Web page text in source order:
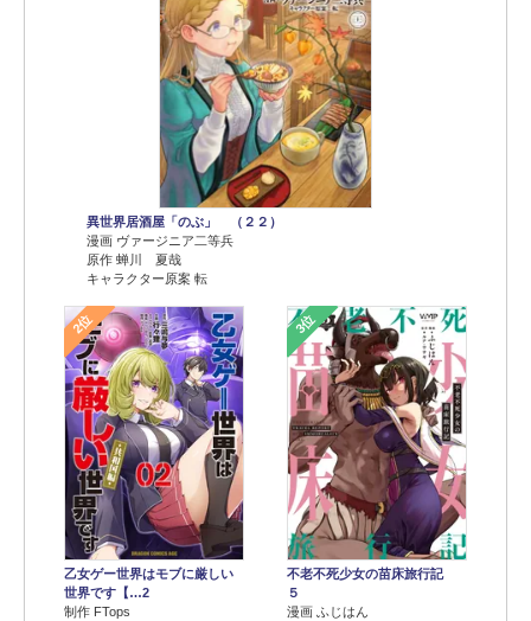
異世界居酒屋「のぶ」 （２２）
漫画 ヴァージニア二等兵
原作 蝉川 夏哉
キャラクター原案 転
2位
乙女ゲー世界はモブに厳しい
世界です【…2
制作 FTops
3位
不老不死少女の苗床旅行記
５
漫画 ふじはん